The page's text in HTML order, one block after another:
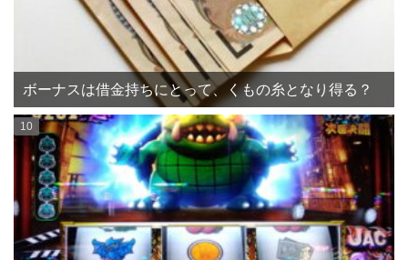
ボーナスは借金持ちにとって、くもの糸となり得る？